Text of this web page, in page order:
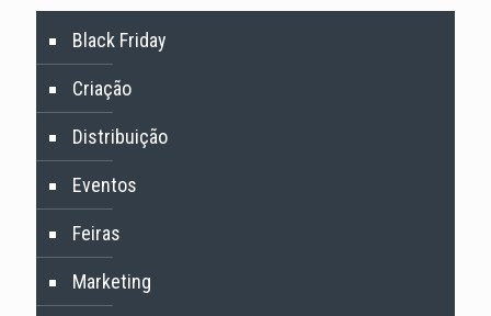
Black Friday
Criação
Distribuição
Eventos
Feiras
Marketing